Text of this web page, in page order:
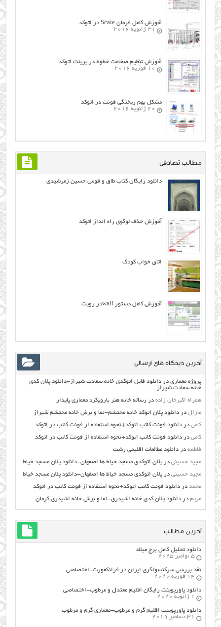
آموزش کامل فرمان Scale در اتوکد
31 ژانویه 2016
آموزش تنظیم ضخامت خطوط در پرینت اتوکد
10 فوریه 2016
مشکل بهم ریختگی فونت در اتوکد
20 ژانویه 2016
مطالب تصادفی
دانلود رایگان کتاب طاق و قوس حسین زمرشیدی
آموزش حذف لوگوي راه انداز اتوکد
اتاق خواب کودک
آموزش کامل دستور wallدر رویت
آخرین دیدگاه های ارسالی
پروژه معماری دردانلود فایل اتوکدی خانه سعادت شیراز-دانلود پلان کدی
خانه سعادت شیراز
همراه اکبرخان زاده در رساله خانه هنر بارویکرد معماری پایدار
مارال دردانلود پلان اتوکد خانه محتشم-نما و برش خانه محتشم شیراز
کامی دردانلود فونت کاتب اتوکد+نحوه استفاده از فونت کاتب در اتوکد
کامی دردانلود فونت کاتب اتوکد+نحوه استفاده از فونت کاتب در اتوکد
فاطمه دردانلود مطالعات اقليمي رشت
مجید حسینی درپلان اتوکدی مسجد خیاط ها اصفهان-دانلود پلان مسجد خیاط
مجید حسینی درپلان اتوکدی مسجد خیاط ها اصفهان-دانلود پلان مسجد خیاط
محمد دردانلود فونت کاتب اتوکد+نحوه استفاده از فونت کاتب در اتوکد
مریم دردانلود پلان کدی خانه اشیدری-نما و برش خانه اشیدری کرمان
آخرین مطالب
دانلود تحلیل کامل برج میلاد
5 نوامبر 2025
نقد بررسی سرکنسولگری ایران در فرانکفورت-اختصاصی
14 فوریه 2020
دانلود پاورپوینت رایگان اقلیم معتدل و مرطوب-اختصاصی
1 ژانویه 2020
دانلود پاورپوینت اقلیم گرم و مرطوب-معماری گرم و مرطوب
31 دسامبر 2019